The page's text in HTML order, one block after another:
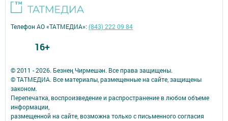
© 2011 - 2026. Безнең Чирмешән. Все права защищены.
© ТАТМЕДИА. Все материалы, размещенные на сайте, защищены
законом.
Перепечатка, воспроизведение и распространение в любом объеме
информации,
размещенной на сайте, возможна только с письменного согласия
Телефон АО «ТАТМЕДИА»:(843) 222 09 84
16+